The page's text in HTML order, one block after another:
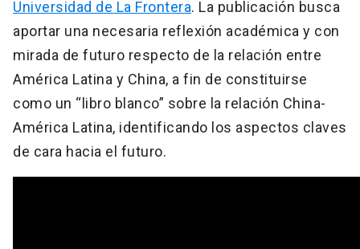
Universidad de La Frontera. La publicación busca
aportar una necesaria reflexión académica y con
mirada de futuro respecto de la relación entre
América Latina y China, a fin de constituirse
como un “libro blanco” sobre la relación China-
América Latina, identificando los aspectos claves
de cara hacia el futuro.